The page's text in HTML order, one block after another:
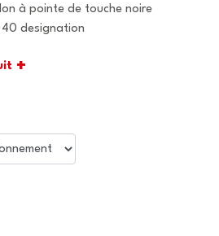
à pointe de touche noire
40 designation
+